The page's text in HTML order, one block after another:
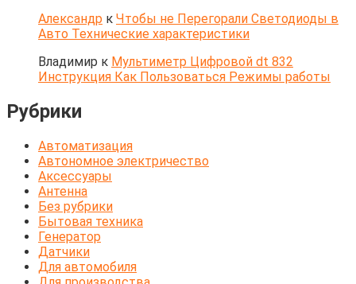
Александр к Чтобы не Перегорали Светодиоды в
Авто Технические характеристики
Владимир к Мультиметр Цифровой dt 832
Инструкция Как Пользоваться Режимы работы
Рубрики
Автоматизация
Автономное электричество
Аксессуары
Антенна
Без рубрики
Бытовая техника
Генератор
Датчики
Для автомобиля